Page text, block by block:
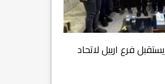
فرع اربيل لاتحاد